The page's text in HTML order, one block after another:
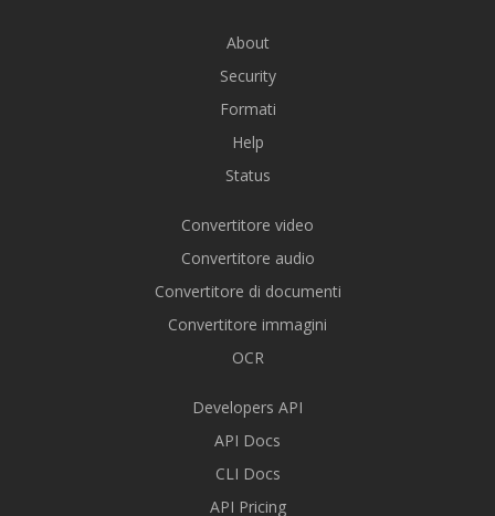
About
Security
Formati
Help
Status
Convertitore video
Convertitore audio
Convertitore di documenti
Convertitore immagini
OCR
Developers API
API Docs
CLI Docs
API Pricing